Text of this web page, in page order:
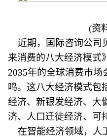
(资
近期，国际咨询公司
来消费的八大经济模式
2035年的全球消费市
鸣。这八大经济模式包
经济、新银发经济、大
济、人口迁徙经济、可
在智能经济领域，人